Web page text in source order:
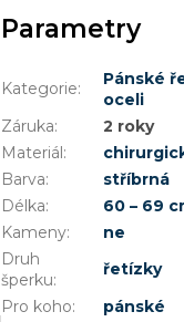
Parametry
Kategorie:
Pánské
oceli
Záruka:
2 roky
Materiál:
Barva:
stříbrná
Délka:
60 – 69
Kameny:
ne
Druh
šperku:
řetízky
Pro koho:
pánské